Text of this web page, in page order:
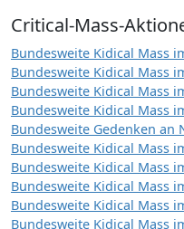
Critical-Mass-
Bundesweite Kidical Mass
Bundesweite Kidical Mass
Bundesweite Kidical Mass
Bundesweite Kidical Mass
Bundesweite Gedenken an
Bundesweite Kidical Mass
Bundesweite Kidical Mass
Bundesweite Kidical Mass
Bundesweite Kidical Mass
Bundesweite Kidical Mass